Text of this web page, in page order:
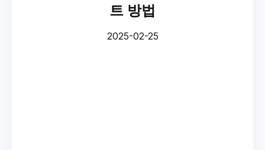
트 방법
2025-02-25